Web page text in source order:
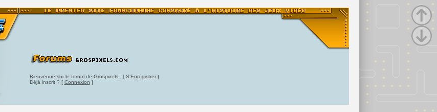
Bienvenue sur le forum de Grospixels : [ S'Enregistrer]
Déjà inscrit ? [ Connexion ]